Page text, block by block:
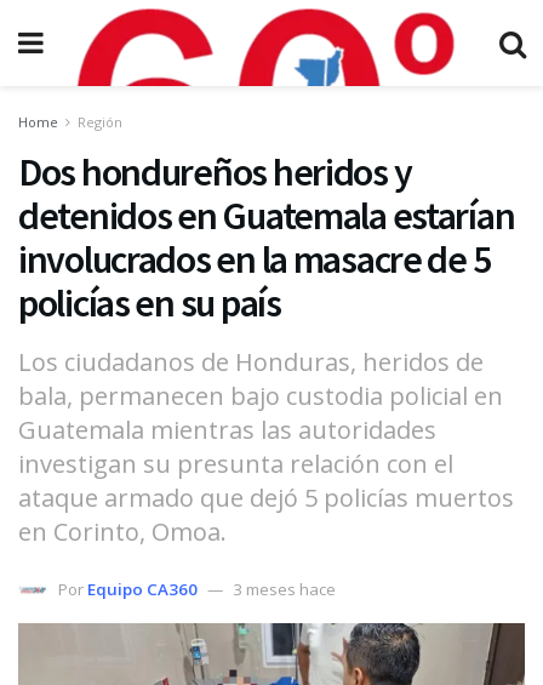
Home Región
Dos hondureños heridos y
detenidos en Guatemala estarían
involucrados en la masacre de 5
policías en su país
Los ciudadanos de Honduras, heridos de
bala, permanecen bajo custodia policial en
Guatemala mientras las autoridades
investigan su presunta relación con el
ataque armado que dejó 5 policías muertos
en Corinto, Omoa.
Por Equipo CA360 3 meses hace